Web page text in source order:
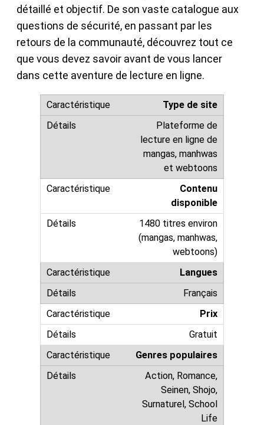
détaillé et objectif. De son vaste catalogue aux
questions de sécurité, en passant par les
retours de la communauté, découvrez tout ce
que vous devez savoir avant de vous lancer
dans cette aventure de lecture en ligne.
Type de site
Plateforme de
lecture en ligne de
mangas, manhwas
et webtoons
Contenu
disponible
1480 titres environ
(mangas, manhwas,
webtoons)
Langues
Français
Prix
Gratuit
Genres populaires
Action, Romance,
Seinen, Shojo,
Surnaturel, School
Life